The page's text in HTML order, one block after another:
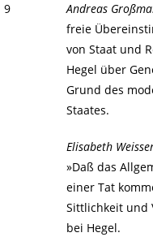
9
Andreas
freie
von Staat und
Hegel über
Grund des
Staates.
Elisabeth
»Daß das
einer Tat
Sittlichkeit und
bei Hegel.